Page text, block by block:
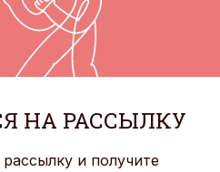
НА РАССЫЛКУ
и получите